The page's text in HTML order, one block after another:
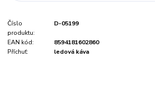
Číslo
produktu:
D-05199
EAN kód:
8594181602860
Příchuť:
ledová káva